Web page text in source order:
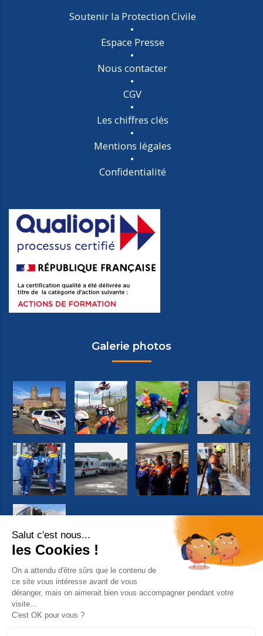
Soutenir la Protection Civile
Espace Presse
Nous contacter
CGV
Les chiffres clés
Mentions légales
Confidentialité
Galerie photos
Suivez-nous sur Facebook